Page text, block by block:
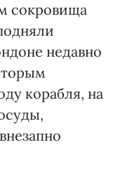
сокровища
недавно
корабля, на